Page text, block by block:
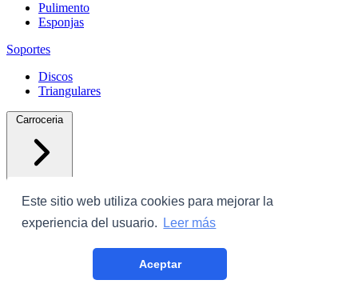
Este sitio web utiliza cookies para mejorar la
experiencia del usuario.
Leer más
Aceptar
Pulimento
Esponjas
Soportes
Discos
Triangulares
Carroceria
Plastico Con Cinta